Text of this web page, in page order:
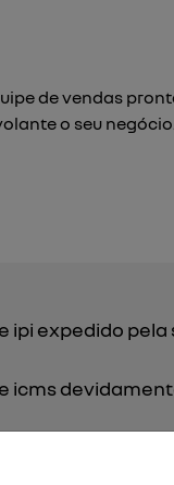
de vendas
o seu
ipi expedido
icms